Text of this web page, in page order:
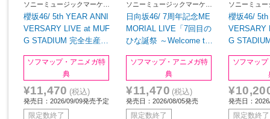
ソニーミュージックマーケテ
ィング
櫻坂46/ 5th YEAR ANNI
VERSARY LIVE at MUF
G STADIUM 完全生産限
ソフマップ・アニメガ特
典
¥11,470 (税込)
発売日：2026/09/09発売予定
限定数終了
ソニーミュージックマーケテ
ィング
日向坂46/ 7周年記念ME
MORIAL LIVE「7回目の
ひな誕祭 ～Welcome to
TRA～」in 横浜スタジア
ム 完全生産限定盤 BD
ソフマップ・アニメガ特
典
¥11,470 (税込)
発売日：2026/08/05発売
限定数終了
ソニーミュ
ィング
櫻坂46/
VERSARY
G
ソフマッ
発売日：
限定数終了